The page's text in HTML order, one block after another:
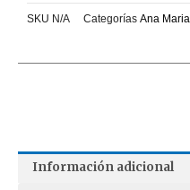
SKU N/A Categorías Ana Maria
Información adicional